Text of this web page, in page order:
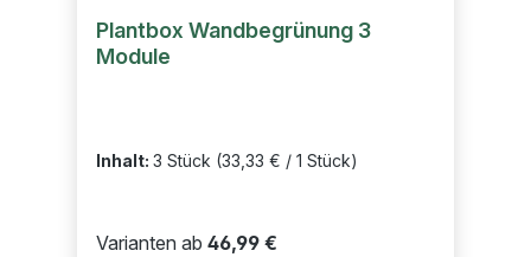
Plantbox Wandbegrünung 3
Module
Inhalt: 3 Stück (33,33 € / 1 Stück)
Varianten ab 46,99 €